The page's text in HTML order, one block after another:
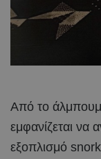
Από το άλμπουμ
εμφανίζεται να
εξοπλισμό